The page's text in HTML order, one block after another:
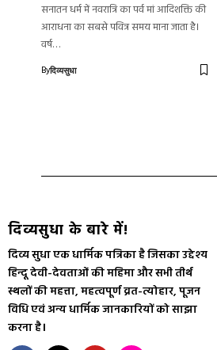
सनातन धर्म में नवरात्रि का पर्व मां आदिशक्ति की
आराधना का सबसे पवित्र समय माना जाता है।
वर्ष…
Byदिव्यसुधा
दिव्यसुधा के बारे में!
दिव्य सुधा एक धार्मिक पत्रिका है जिसका उद्देश्य
हिन्दू देवी-देवताओं की महिमा और सभी तीर्थ
स्थलों की महत्ता, महत्वपूर्ण व्रत-त्योहार, पूजन
विधि एवं अन्य धार्मिक जानकारियों को साझा
करना है।